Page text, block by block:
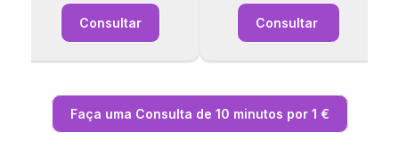
Consultar Consultar
Faça uma Consulta de 10 minutos por 1 €